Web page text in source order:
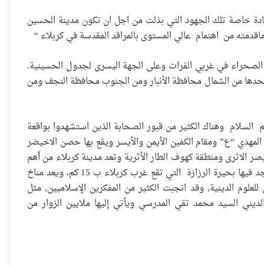
خاصة تلك الجهود التي بذلت من اجل ان تكون مدينة الحسين
من اهتمام عالي المستوى بالمراقد المقدسة في كربلاء “
على حافة الصحراء في غربي الفرات وعلى الجهة اليسرى لجدول الحسينية.
طول 44 درجة و1 دقيقة وعلى خط عرض 32 درجة و36 دقيقة، ويحدها من الشمال محافظة الأنبار ومن الجنوب محافظة النجف ومن
وهناك الكثير من قبور الصحابة الذين استشهدوا بواقعة
“ع” ومقام الكفين الأيمن والأيسر ويقع بها حصن الاخيضر
تمر وموقع الاقيصر الاثرى ومنطقة كهوف الطار الأثرية وتعد مدينة كربلاء من أهم
المدن التي تحتضن السياحة الدينية حيث يوجد بكربلاء أكثر من 130 فندق سياحى ويوجد فيها بحيرة الرزازة التي تقع غرب كربلاء ب 15 كم، ويعد مناخ
الدينية, وقد انجبت الكثير من المفكرين الإسلاميين, مثل
السيد محمد تقي المدرسي ويأتي إليها ملايين الزوار من
العراقية تكسر القيد نحو فضاء
الحرية
“كون آي” لماذا تركت وظيفتها
الحكومية وفتحت مطعم ؟